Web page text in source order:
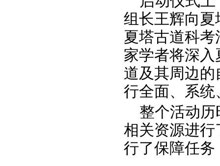
组长王辉向
夏塔古道科
家学者将深
道及其周边
行全面、系
整个活动历
相关资源进
行了保障任